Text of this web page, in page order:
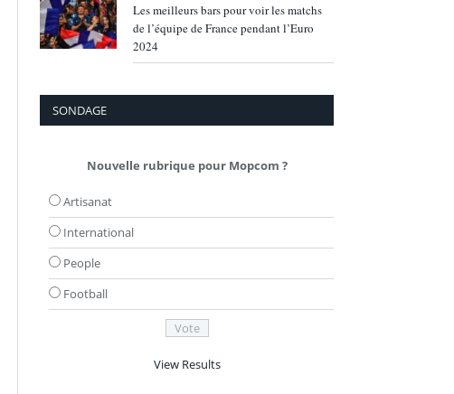
Les meilleurs bars pour voir les matchs
de l’équipe de France pendant l’Euro
2024
SONDAGE
Nouvelle rubrique pour Mopcom ?
Artisanat
International
People
Football
View Results